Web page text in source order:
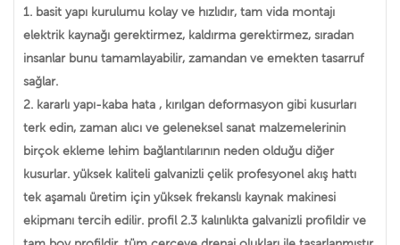
1. basit yapı kurulumu kolay ve hızlıdır, tam vida montajı
elektrik kaynağı gerektirmez, kaldırma gerektirmez, sıradan
insanlar bunu tamamlayabilir, zamandan ve emekten tasarruf
sağlar.
2. kararlı yapı-kaba hata , kırılgan deformasyon gibi kusurları
terk edin, zaman alıcı ve geleneksel sanat malzemelerinin
birçok ekleme lehim bağlantılarının neden olduğu diğer
kusurlar. yüksek kaliteli galvanizli çelik profesyonel akış hattı
tek aşamalı üretim için yüksek frekanslı kaynak makinesi
ekipmanı tercih edilir. profil 2.3 kalınlıkta galvanizli profildir ve